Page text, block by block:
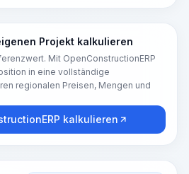
Projekt kalkulieren
Mit OpenConstructionERP
in eine vollständige
regionalen Preisen, Mengen und
kalkulieren